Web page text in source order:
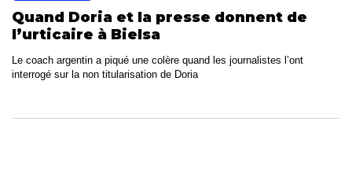
Quand Doria et la presse donnent de
l’urticaire à Bielsa
Le coach argentin a piqué une colère quand les journalistes l’ont
interrogé sur la non titularisation de Doria